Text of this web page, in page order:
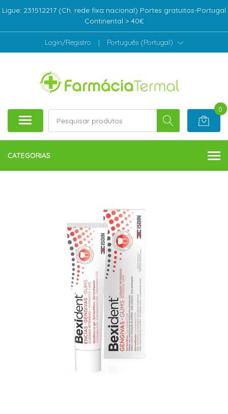
Ligue: 231512217 (Ch. rede fixa nacional) Portes gratuitos-Portugal
Continental > 40€
Login/Registro | Português (Portugal)
0
CATEGORIAS